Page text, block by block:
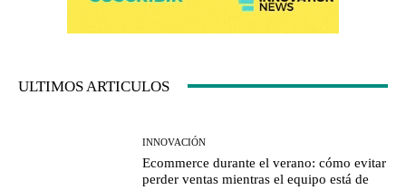
ULTIMOS ARTICULOS
INNOVACIÓN
Ecommerce durante el verano: cómo evitar
perder ventas mientras el equipo está de